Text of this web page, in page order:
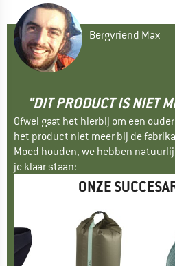
Bergvriend Max
"DIT PRODUCT IS NIET
Ofwel gaat het hierbij om een
het product niet meer bij de
Moed houden, we hebben
je klaar staan:
ONZE